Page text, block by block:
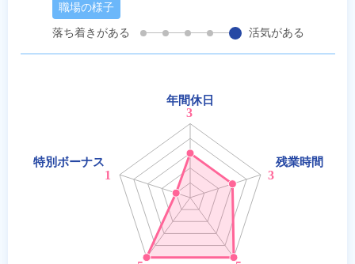
職場の様子
落ち着きがある
活気がある